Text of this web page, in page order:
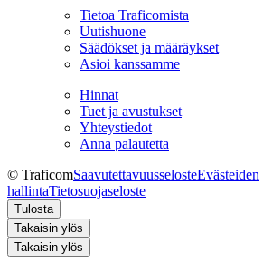
Tietoa Traficomista
Uutishuone
Säädökset ja määräykset
Asioi kanssamme
Hinnat
Tuet ja avustukset
Yhteystiedot
Anna palautetta
© TraficomSaavutettavuusselosteEvästeiden
hallintaTietosuojaseloste
Tulosta
Takaisin ylös
Takaisin ylös